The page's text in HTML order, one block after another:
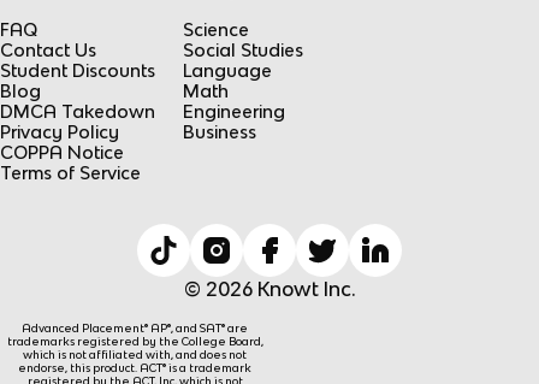
FAQ
Contact Us
Student Discounts
Blog
DMCA Takedown
Privacy Policy
COPPA Notice
Terms of Service
Science
Social Studies
Language
Math
Engineering
Business
© 2026 Knowt Inc.
Advanced Placement® AP®, and SAT® are
trademarks registered by the College Board,
which is not affiliated with, and does not
endorse, this product. ACT® is a trademark
registered by the ACT, Inc, which is not